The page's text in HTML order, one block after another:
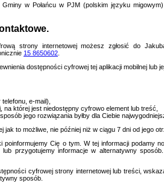
Gminy w Połańcu w PJM (polskim języku
strony internetowej możesz zgłosić do
15 8650602
dostępności cyfrowej tej aplikacji mobilnej lub
e-mail),
na której jest niedostępny cyfrowo element lub treść,
jego rozwiązania byłby dla Ciebie
jak to możliwe, nie później niż w ciągu 7 dni od jego
Cię o tym. W tej informacji podamy
lub przygotujemy informacje w alternatywny
cyfrowej strony internetowej lub treści,
sposób.